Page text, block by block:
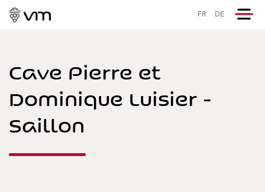
FR DE
Cave Pierre et
Dominique Luisier -
Saillon